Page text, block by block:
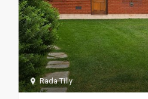
Rada Tilly